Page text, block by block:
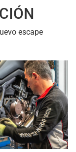
escape